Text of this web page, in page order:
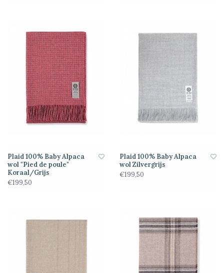
Plaid 100% Baby Alpaca
wol "Pied de poule"
Koraal/Grijs
€199,50
Plaid 100% Baby Alpaca
wol Zilvergrijs
€199,50